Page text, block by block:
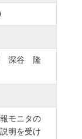
深谷 隆
モニタの
明を受け